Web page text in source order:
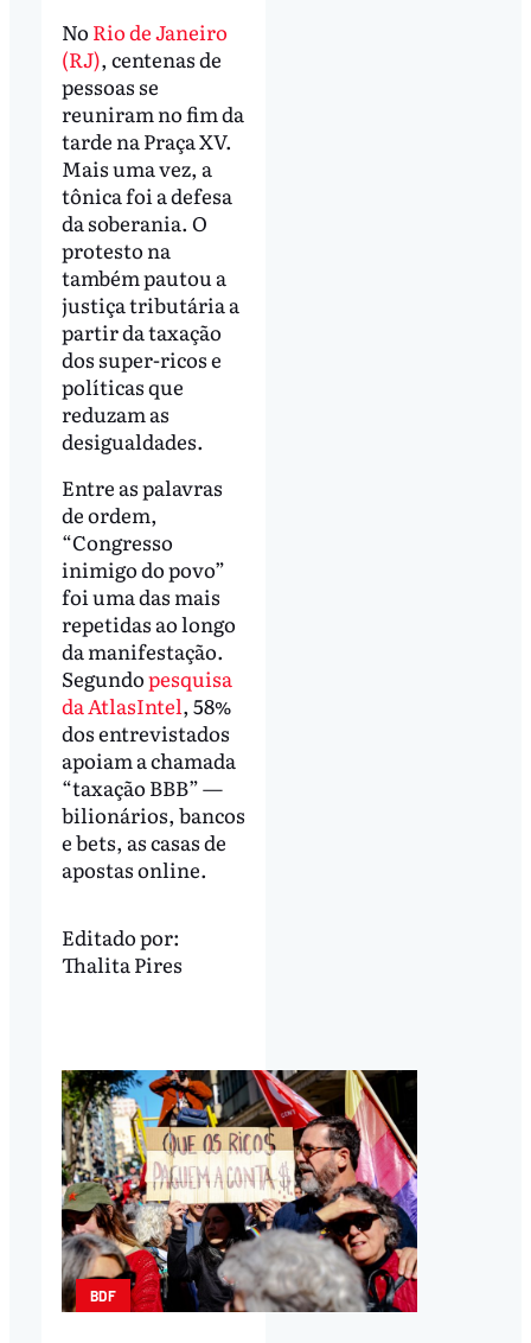
No Rio de Janeiro
(RJ), centenas de
pessoas se
reuniram no fim da
tarde na Praça XV.
Mais uma vez, a
tônica foi a defesa
da soberania. O
protesto na
também pautou a
justiça tributária a
partir da taxação
dos super-ricos e
políticas que
reduzam as
desigualdades.
Entre as palavras
de ordem,
“Congresso
inimigo do povo”
foi uma das mais
repetidas ao longo
da manifestação.
Segundopesquisa
da AtlasIntel, 58%
dos entrevistados
apoiam a chamada
“taxação BBB” —
bilionários, bancos
e bets, as casas de
apostas online.
Editado por:
Thalita Pires
BDF